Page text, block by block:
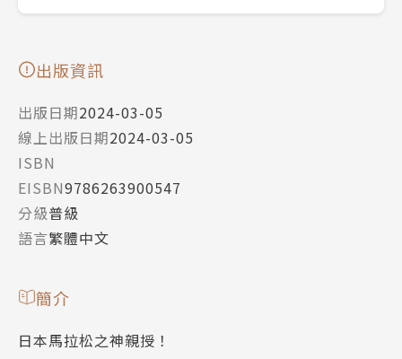
出版資訊
出版日期2024-03-05
線上出版日期2024-03-05
ISBN
EISBN9786263900547
分級普級
語言繁體中文
簡介
日本馬拉松之神親授！